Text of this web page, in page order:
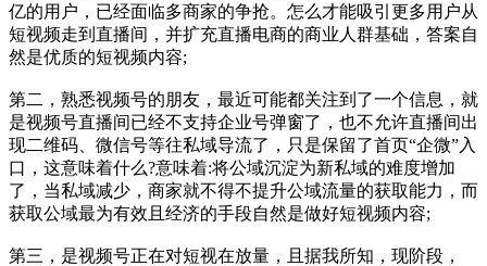
亿的用户，已经面临多商家的争抢。怎么才能吸引更多用户从
短视频走到直播间，并扩充直播电商的商业人群基础，答案自
然是优质的短视频内容;
第二，熟悉视频号的朋友，最近可能都关注到了一个信息，就
是视频号直播间已经不支持企业号弹窗了，也不允许直播间出
现二维码、微信号等往私域导流了，只是保留了首页“企微”入
口，这意味着什么?意味着:将公域沉淀为新私域的难度增加
了，当私域减少，商家就不得不提升公域流量的获取能力，而
获取公域最为有效且经济的手段自然是做好短视频内容;
第三，是视频号正在对短视在放量，且据我所知，现阶段，